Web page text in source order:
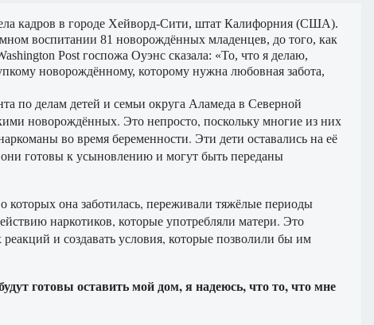
кадров в городе Хейворд-Сити, штат Калифорния (США).
воспитании 81 новорождённых младенцев, до того, как
Post госпожа Оуэнс сказала: «То, что я делаю,
новорождённому, которому нужна любовная забота,
по делам детей и семьи округа Аламеда в Северной
новорождённых. Это непросто, поскольку многие из них
во время беременности. Эти дети оставались на её
готовы к усыновлению и могут быть переданы
она заботилась, переживали тяжёлые периоды
наркотиков, которые употребляли матери. Это
и создавать условия, которые позволили бы им
готовы оставить мой дом, я надеюсь, что то, что мне